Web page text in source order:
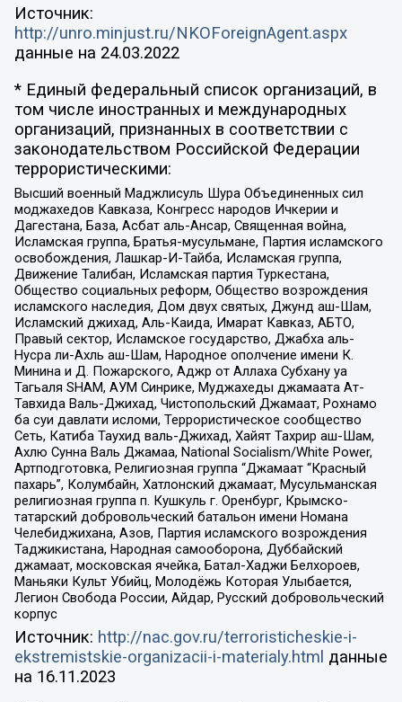
Источник:
http://unro.minjust.ru/NKOForeignAgent.aspx
данные на 24.03.2022
* Единый федеральный список организаций, в
том числе иностранных и международных
организаций, признанных в соответствии с
законодательством Российской Федерации
террористическими:
Высший военный Маджлисуль Шура Объединенных сил
моджахедов Кавказа, Конгресс народов Ичкерии и
Дагестана, База, Асбат аль-Ансар, Священная война,
Исламская группа, Братья-мусульмане, Партия исламского
освобождения, Лашкар-И-Тайба, Исламская группа,
Движение Талибан, Исламская партия Туркестана,
Общество социальных реформ, Общество возрождения
исламского наследия, Дом двух святых, Джунд аш-Шам,
Исламский джихад, Аль-Каида, Имарат Кавказ, АБТО,
Правый сектор, Исламское государство, Джабха аль-
Нусра ли-Ахль аш-Шам, Народное ополчение имени К.
Минина и Д. Пожарского, Аджр от Аллаха Субхану уа
Тагьаля SHAM, АУМ Синрике, Муджахеды джамаата Ат-
Тавхида Валь-Джихад, Чистопольский Джамаат, Рохнамо
ба суи давлати исломи, Террористическое сообщество
Сеть, Катиба Таухид валь-Джихад, Хайят Тахрир аш-Шам,
Ахлю Сунна Валь Джамаа, National Socialism/White Power,
Артподготовка, Религиозная группа “Джамаат “Красный
пахарь”, Колумбайн, Хатлонский джамаат, Мусульманская
религиозная группа п. Кушкуль г. Оренбург, Крымско-
татарский добровольческий батальон имени Номана
Челебиджихана, Азов, Партия исламского возрождения
Таджикистана, Народная самооборона, Дуббайский
джамаат, московская ячейка, Батал-Хаджи Белхороев,
Маньяки Культ Убийц, Молодёжь Которая Улыбается,
Легион Свобода России, Айдар, Русский добровольческий
корпус
Источник: http://nac.gov.ru/terroristicheskie-i-
ekstremistskie-organizacii-i-materialy.html данные
на 16.11.2023